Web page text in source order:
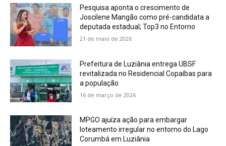
Pesquisa aponta o crescimento de
Joscilene Mangão como pré-candidata a
deputada estadual; Top3 no Entorno
21 de maio de 2026
Prefeitura de Luziânia entrega UBSF
revitalizada no Residencial Copaíbas para
a população
16 de março de 2026
MPGO ajuíza ação para embargar
loteamento irregular no entorno do Lago
Corumbá em Luziânia